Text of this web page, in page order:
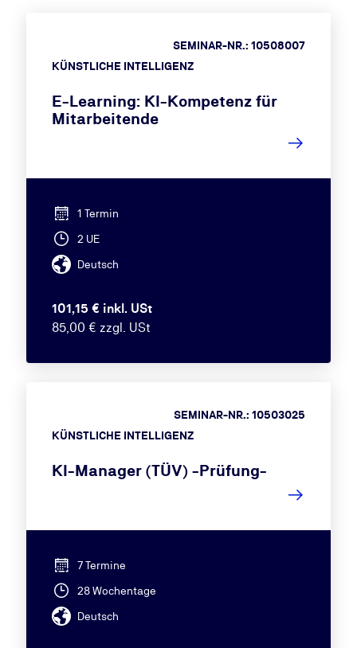
KÜNSTLICHE INTELLIGENZ
SEMINAR-NR.: 10508007
E-Learning: KI-Kompetenz für
Mitarbeitende
1 Termin
2 UE
Deutsch
101,15 € inkl. USt
85,00 € zzgl. USt
KÜNSTLICHE INTELLIGENZ
SEMINAR-NR.: 10503025
KI-Manager (TÜV) -Prüfung-
7 Termine
28 Wochentage
Deutsch